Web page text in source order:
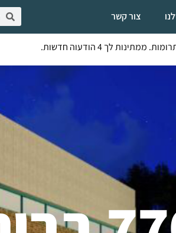
צור קשר
לך 4 הודעוה חדשות.